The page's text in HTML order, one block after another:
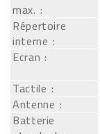
max. :
Répertoire
interne :
Ecran :
Tactile :
Antenne :
Batterie